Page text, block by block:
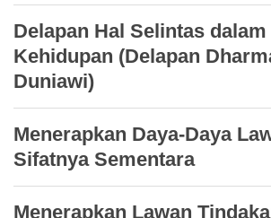
Delapan Hal Selintas dalam
Kehidupan (Delapan
Duniawi)
Menerapkan Daya-Daya
Sifatnya Sementara
Menerapkan Lawan